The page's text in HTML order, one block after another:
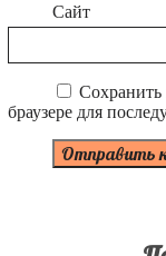
Сайт
Сохранить
браузере для